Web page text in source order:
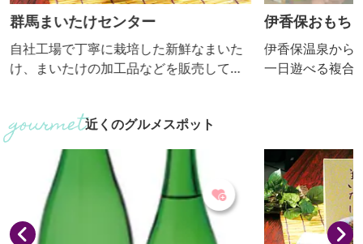
群馬まいたけセンター
自社工場で丁寧に栽培した新鮮なまいた
け、まいたけの加工品などを販売してい
可能で工場見学も可、ゆったりした駐車
場と子ども用トイレ、身障者用トイレな
どがあります。ドライブのご休憩にもお
気軽にお立ち寄りください。
伊香保おもち
伊香保温泉から
一日遊べる複合
現した「駄菓子
ＡＹＳ 三丁目
り、タイムスリ
また、世界の有
愛くるしいテデ
近くのグルメスポット